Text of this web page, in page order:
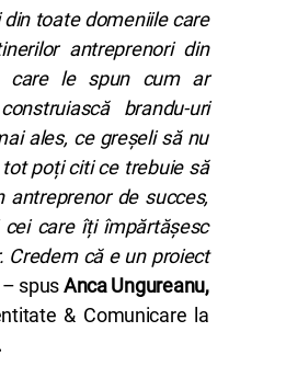
toate domeniile care
antreprenori din
care le spun cum ar
brandu-uri
ales, ce greșeli să nu
poți citi ce trebuie să
antreprenor de succes,
care îți împărtășesc
Credem că e un proiect
– spusAnca Ungureanu,
& Comunicare la